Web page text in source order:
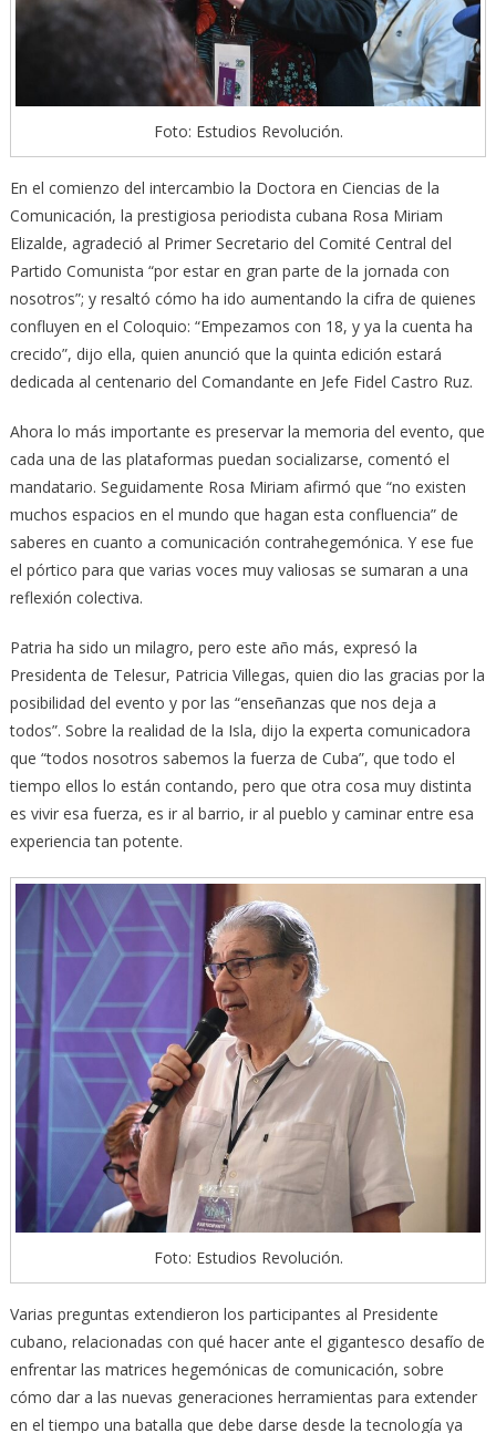
Foto: Estudios Revolución.
En el comienzo del intercambio la Doctora en Ciencias de la
Comunicación, la prestigiosa periodista cubana Rosa Miriam
Elizalde, agradeció al Primer Secretario del Comité Central del
Partido Comunista “por estar en gran parte de la jornada con
nosotros”; y resaltó cómo ha ido aumentando la cifra de quienes
confluyen en el Coloquio: “Empezamos con 18, y ya la cuenta ha
crecido”, dijo ella, quien anunció que la quinta edición estará
dedicada al centenario del Comandante en Jefe Fidel Castro Ruz.
Ahora lo más importante es preservar la memoria del evento, que
cada una de las plataformas puedan socializarse, comentó el
mandatario. Seguidamente Rosa Miriam afirmó que “no existen
muchos espacios en el mundo que hagan esta confluencia” de
saberes en cuanto a comunicación contrahegemónica. Y ese fue
el pórtico para que varias voces muy valiosas se sumaran a una
reflexión colectiva.
Patria ha sido un milagro, pero este año más, expresó la
Presidenta de Telesur, Patricia Villegas, quien dio las gracias por la
posibilidad del evento y por las “enseñanzas que nos deja a
todos”. Sobre la realidad de la Isla, dijo la experta comunicadora
que “todos nosotros sabemos la fuerza de Cuba”, que todo el
tiempo ellos lo están contando, pero que otra cosa muy distinta
es vivir esa fuerza, es ir al barrio, ir al pueblo y caminar entre esa
experiencia tan potente.
Foto: Estudios Revolución.
Varias preguntas extendieron los participantes al Presidente
cubano, relacionadas con qué hacer ante el gigantesco desafío de
enfrentar las matrices hegemónicas de comunicación, sobre
cómo dar a las nuevas generaciones herramientas para extender
en el tiempo una batalla que debe darse desde la tecnología ya